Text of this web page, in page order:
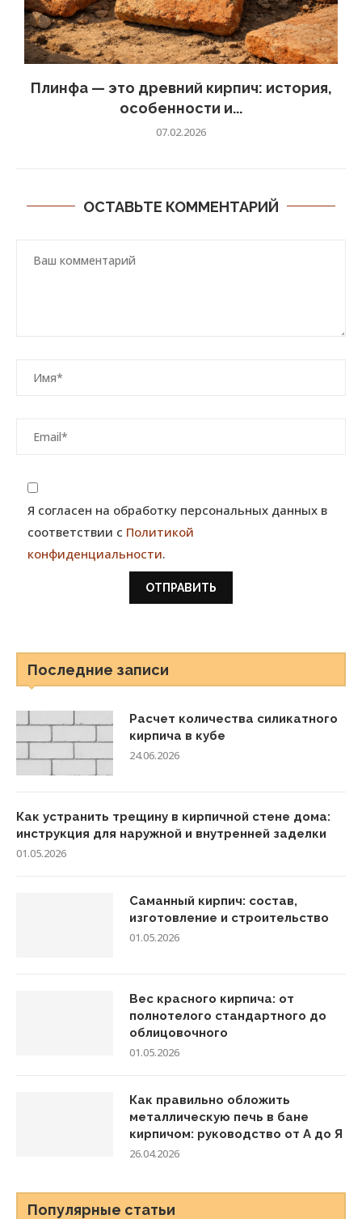
Плинфа — это древний кирпич: история,
особенности и...
07.02.2026
ОСТАВЬТЕ КОММЕНТАРИЙ
Я согласен на обработку персональных данных в
соответствии с Политикой
конфиденциальности.
Последние записи
Расчет количества силикатного
кирпича в кубе
24.06.2026
Как устранить трещину в кирпичной стене дома:
инструкция для наружной и внутренней заделки
01.05.2026
Саманный кирпич: состав,
изготовление и строительство
01.05.2026
Вес красного кирпича: от
полнотелого стандартного до
облицовочного
01.05.2026
Как правильно обложить
металлическую печь в бане
кирпичом: руководство от А до Я
26.04.2026
Популярные статьи